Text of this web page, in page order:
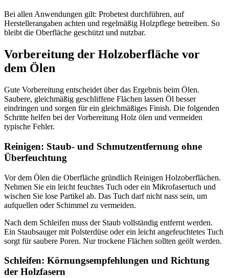
Bei allen Anwendungen gilt: Probetest durchführen, auf
Herstellerangaben achten und regelmäßig Holzpflege betreiben. So
bleibt die Oberfläche geschützt und nutzbar.
Vorbereitung der Holzoberfläche vor
dem Ölen
Gute Vorbereitung entscheidet über das Ergebnis beim Ölen.
Saubere, gleichmäßig geschliffene Flächen lassen Öl besser
eindringen und sorgen für ein gleichmäßiges Finish. Die folgenden
Schritte helfen bei der Vorbereitung Holz ölen und vermeiden
typische Fehler.
Reinigen: Staub- und Schmutzentfernung ohne
Überfeuchtung
Vor dem Ölen die Oberfläche gründlich Reinigen Holzoberflächen.
Nehmen Sie ein leicht feuchtes Tuch oder ein Mikrofasertuch und
wischen Sie lose Partikel ab. Das Tuch darf nicht nass sein, um
aufquellen oder Schimmel zu vermeiden.
Nach dem Schleifen muss der Staub vollständig entfernt werden.
Ein Staubsauger mit Polsterdüse oder ein leicht angefeuchtetes Tuch
sorgt für saubere Poren. Nur trockene Flächen sollten geölt werden.
Schleifen: Körnungsempfehlungen und Richtung
der Holzfasern